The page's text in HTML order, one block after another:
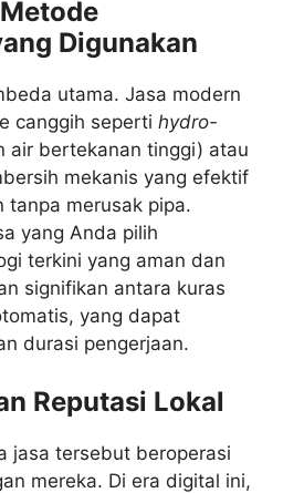
Digunakan
utama. Jasa modern
canggih seperti hydro-
air bertekanan tinggi) atau
mekanis yang efektif
tanpa merusak pipa.
yang Anda pilih
terkini yang aman dan
signifikan antara kuras
yang dapat
durasi pengerjaan.
Reputasi Lokal
jasa tersebut beroperasi
mereka. Di era digital ini,